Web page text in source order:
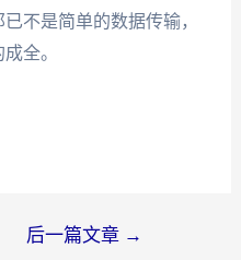
不是简单的数据传输，
全。
后一篇文章 →